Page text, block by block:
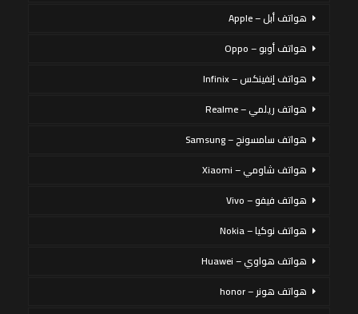
هواتف أبل – Apple
هواتف أوبو – Oppo
هواتف إنفينكس – Infinix
هواتف ريلمي – Realme
هواتف سامسونج – Samsung
هواتف شاومي – Xiaomi
هواتف فيفو – Vivo
هواتف نوكيا – Nokia
هواتف هواوي – Huawei
هواتف هونر – honor